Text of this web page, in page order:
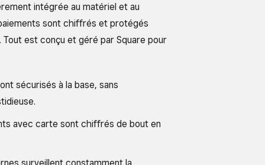
intégrée au matériel et au
sont chiffrés et protégés
est conçu et géré par Square pour
sécurisés à la base, sans
avec carte sont chiffrés de bout en